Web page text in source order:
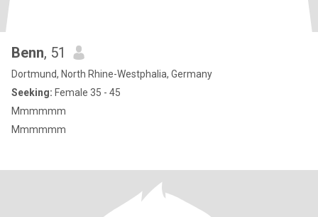
Benn, 51
Dortmund, North Rhine-Westphalia, Germany
Seeking: Female 35 - 45
Mmmmmm
Mmmmmm